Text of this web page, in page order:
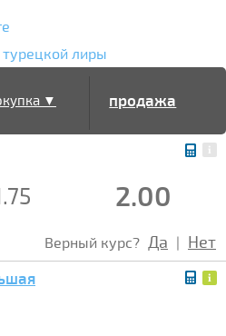
лиры
▼ продажа
2.00
Верный курс? Да | Нет